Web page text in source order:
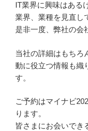
IT業界に興味はある
業界、業種を見直し
是非一度、弊社の会
当社の詳細はもちろ
動に役立つ情報も織
す。
ご予約はマイナビ
ります。
皆さまにお会いでき